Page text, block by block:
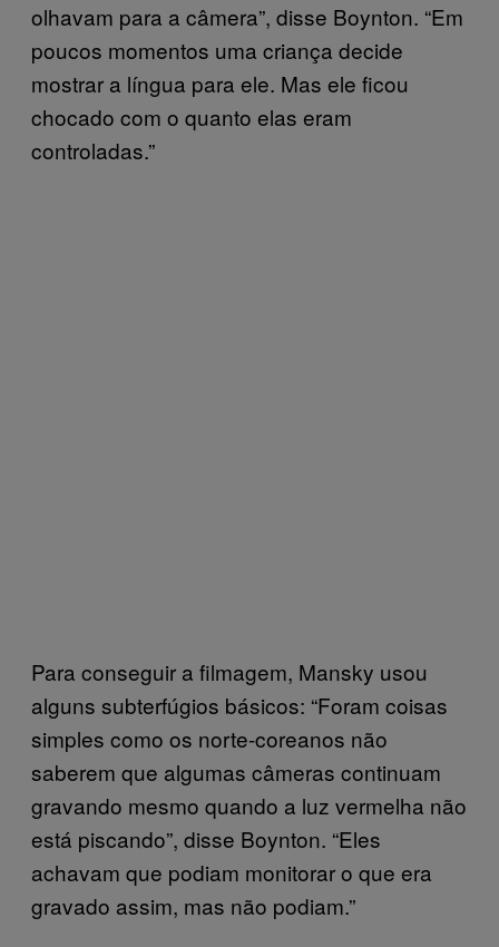
olhavam para a câmera”, disse Boynton. “Em
poucos momentos uma criança decide
mostrar a língua para ele. Mas ele ficou
chocado com o quanto elas eram
controladas.”
Para conseguir a filmagem, Mansky usou
alguns subterfúgios básicos: “Foram coisas
simples como os norte-coreanos não
saberem que algumas câmeras continuam
gravando mesmo quando a luz vermelha não
está piscando”, disse Boynton. “Eles
achavam que podiam monitorar o que era
gravado assim, mas não podiam.”